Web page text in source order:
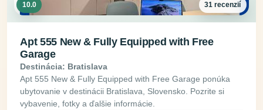
10.0 31 recenzií
Apt 555 New & Fully Equipped with Free
Garage
Destinácia: Bratislava
Apt 555 New & Fully Equipped with Free Garage ponúka
ubytovanie v destinácii Bratislava, Slovensko. Pozrite si
vybavenie, fotky a ďalšie informácie.